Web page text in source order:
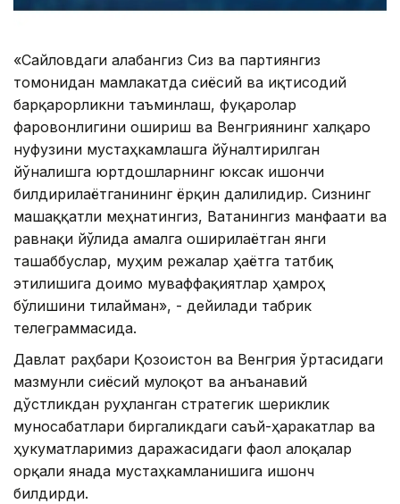
«Сайловдаги ғалабангиз Сиз ва партиянгиз
томонидан мамлакатда сиёсий ва иқтисодий
барқарорликни таъминлаш, фуқаролар
фаровонлигини ошириш ва Венгриянинг халқаро
нуфузини мустаҳкамлашга йўналтирилган
йўналишга юртдошларнинг юксак ишончи
билдирилаётганининг ёрқин далилидир. Сизнинг
машаққатли меҳнатингиз, Ватанингиз манфаати ва
равнақи йўлида амалга оширилаётган янги
ташаббуслар, муҳим режалар ҳаётга татбиқ
этилишига доимо муваффақиятлар ҳамроҳ
бўлишини тилайман», - дейилади табрик
телеграммасида.
Давлат раҳбари Қозоғистон ва Венгрия ўртасидаги
мазмунли сиёсий мулоқот ва анъанавий
дўстликдан руҳланган стратегик шериклик
муносабатлари биргаликдаги саъй-ҳаракатлар ва
ҳукуматларимиз даражасидаги фаол алоқалар
орқали янада мустаҳкамланишига ишонч
билдирди.